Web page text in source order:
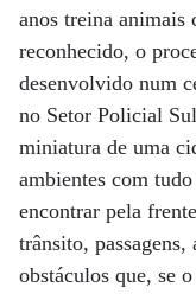
anos treina animais
reconhecido, o
desenvolvido num
no Setor Policial
miniatura de uma
ambientes com
encontrar pela
trânsito,
obstáculos que, se